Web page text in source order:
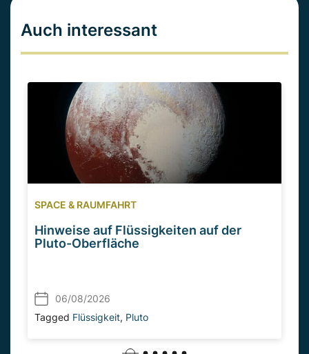
Auch interessant
SPACE & RAUMFAHRT
Hinweise auf Flüssigkeiten auf der
Pluto-Oberfläche
06/08/2026
Tagged Flüssigkeit, Pluto